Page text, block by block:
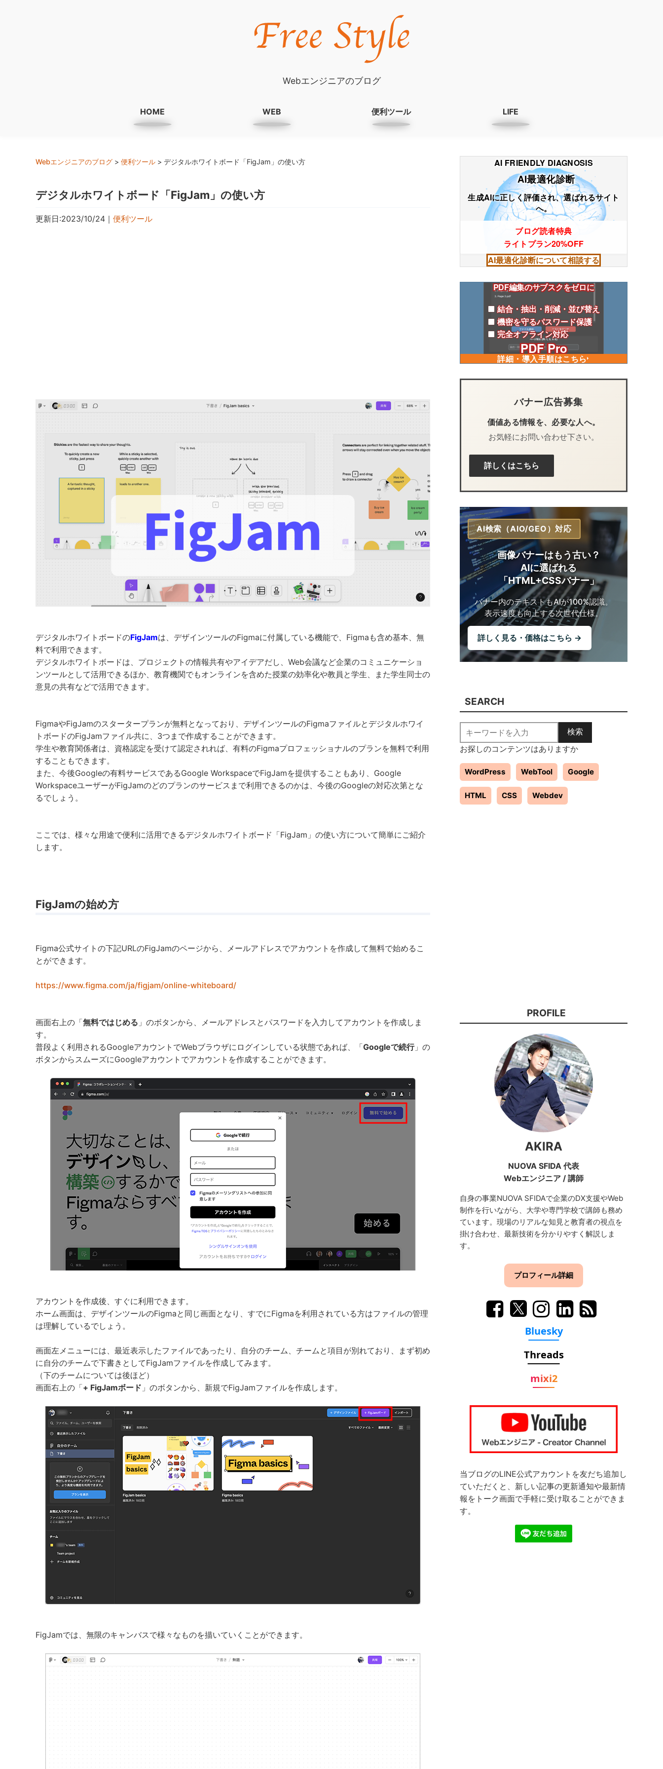
Webエンジニアのブログ
HOME WEB 便利ツール LIFE
Webエンジニアのブログ > 便利ツール > デジタルホワイトボード「FigJam」の使い方
デジタルホワイトボード「FigJam」の使い方
更新日:2023/10/24 ｜ 便利ツール
デジタルホワイトボードのFigJamは、デザインツールのFigmaに付属している機能で、Figmaも含め基本、無
料で利用できます。
デジタルホワイトボードは、プロジェクトの情報共有やアイデアだし、Web会議など企業のコミュニケーショ
ンツールとして活用できるほか、教育機関でもオンラインを含めた授業の効率化や教員と学生、また学生同士の
意見の共有などで活用できます。
FigmaやFigJamのスタータープランが無料となっており、デザインツールのFigmaファイルとデジタルホワイ
トボードのFigJamファイル共に、3つまで作成することができます。
学生や教育関係者は、資格認定を受けて認定されれば、有料のFigmaプロフェッショナルのプランを無料で利用
することもできます。
また、今後Googleの有料サービスであるGoogle WorkspaceでFigJamを提供することもあり、Google
WorkspaceユーザーがFigJamのどのプランのサービスまで利用できるのかは、今後のGoogleの対応次第とな
るでしょう。
ここでは、様々な用途で便利に活用できるデジタルホワイトボード「FigJam」の使い方について簡単にご紹介
します。
FigJamの始め方
Figma公式サイトの下記URLのFigJamのページから、メールアドレスでアカウントを作成して無料で始めるこ
とができます。
https://www.figma.com/ja/figjam/online-whiteboard/
画面右上の「無料ではじめる 」のボタンから、メールアドレスとパスワードを入力してアカウントを作成しま
す。
普段よく利用されるGoogleアカウントでWebブラウザにログインしている状態であれば、「Googleで続行」の
ボタンからスムーズにGoogleアカウントでアカウントを作成することができます。
アカウントを作成後、すぐに利用できます。
ホーム画面は、デザインツールのFigmaと同じ画面となり、すでにFigmaを利用されている方はファイルの管理
は理解しているでしょう。
画面左メニューには、最近表示したファイルであったり、自分のチーム、チームと項目が別れており、まず初め
に自分のチームで下書きとしてFigJamファイルを作成してみます。
（下のチームについては後ほど）
画面右上の「+ FigJamボード 」のボタンから、新規でFigJamファイルを作成します。
FigJamでは、無限のキャンバスで様々なものを描いていくことができます。
AI FRIENDLY DIAGNOSIS
AI最適化診断
生成AIに正しく評価され、選ばれるサイト
へ。
ブログ読者特典
ライトプラン20%OFF
AI最適化診断について相談する
PDF編集のサブスクをゼロに
結合・抽出・削減・並び替え
機密を守るパスワード保護
完全オフライン対応
PDF Pro
詳細・導入手順はこちら
バナー広告募集
価値ある情報を、必要な人へ。
お気軽にお問い合わせ下さい。
詳しくはこちら
AI検索（AIO/GEO）対応
画像バナーはもう古い？
AIに選ばれる
「HTML+CSSバナー」
バナー内のテキストもAIが100%認識。
表示速度も向上する次世代仕様。
詳しく見る・価格はこちら →
SEARCH
検索
お探しのコンテンツはありますか
WordPress WebTool Google
HTML CSS Webdev
PROFILE
AKIRA
NUOVA SFIDA 代表
Webエンジニア / 講師
自身の事業NUOVA SFIDAで企業のDX支援やWeb
制作を行いながら、大学や専門学校で講師も務め
ています。現場のリアルな知見と教育者の視点を
掛け合わせ、最新技術を分かりやすく解説しま
す。
プロフィール詳細
Bluesky
Threads
mixi2
当ブログのLINE公式アカウントを友だち追加し
ていただくと、新しい記事の更新通知や最新情
報をトーク画面で手軽に受け取ることができま
す。